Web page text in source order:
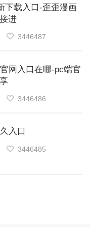
下载入口-歪歪漫画
进
3446487
网入口在哪-pc端官
3446486
入口
3446485